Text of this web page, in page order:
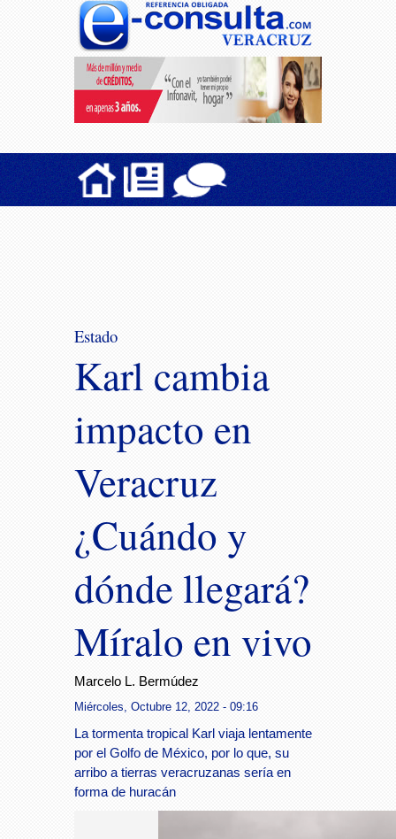
Estado
Karl cambia
impacto en
Veracruz
¿Cuándo y
dónde llegará?
Míralo en vivo
Marcelo L. Bermúdez
Miércoles, Octubre 12, 2022 - 09:16
La tormenta tropical Karl viaja lentamente
por el Golfo de México, por lo que, su
arribo a tierras veracruzanas sería en
forma de huracán